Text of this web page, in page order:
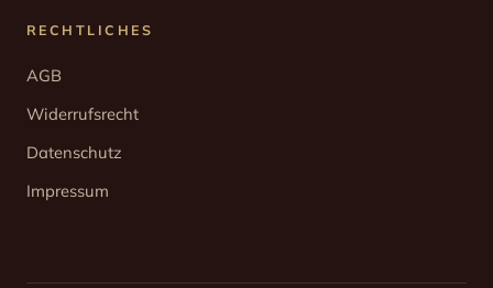
RECHTLICHES
AGB
Widerrufsrecht
Datenschutz
Impressum